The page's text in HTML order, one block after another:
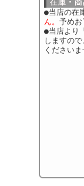
●当店の在
ん。 予めお
●当店より
しますの
くださいま